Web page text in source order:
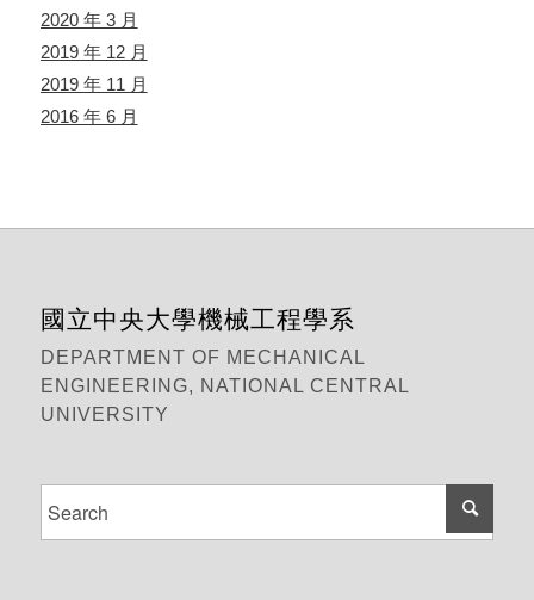
2020 年 3 月
2019 年 12 月
2019 年 11 月
2016 年 6 月
國立中央大學機械工程學系
DEPARTMENT OF MECHANICAL
ENGINEERING, NATIONAL CENTRAL
UNIVERSITY